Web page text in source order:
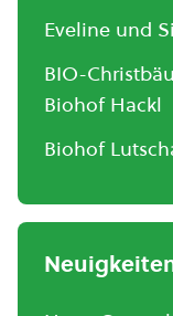
Eveline und
BIO-
Biohof Hackl
Biohof